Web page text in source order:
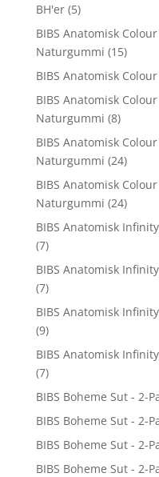
BH'er (5)
BIBS Anatomisk
Naturgummi (15)
BIBS Anatomisk
BIBS Anatomisk
Naturgummi (8)
BIBS Anatomisk
Naturgummi (24)
BIBS Anatomisk
Naturgummi (24)
BIBS Anatomisk
(7)
BIBS Anatomisk
(7)
BIBS Anatomisk
(9)
BIBS Anatomisk
(7)
BIBS Boheme Sut - 2-
BIBS Boheme Sut - 2-
BIBS Boheme Sut - 2-
BIBS Boheme Sut - 2-